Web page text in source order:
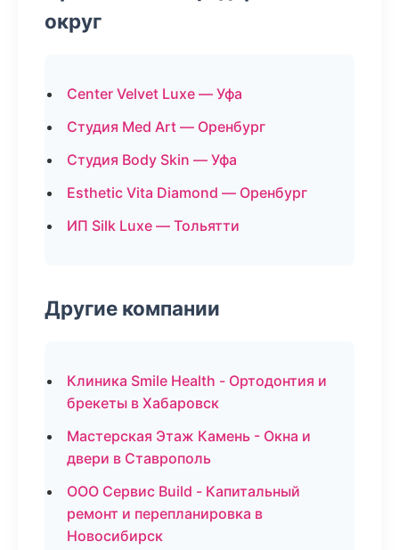
округ
Center Velvet Luxe — Уфа
Студия Med Art — Оренбург
Студия Body Skin — Уфа
Esthetic Vita Diamond — Оренбург
ИП Silk Luxe — Тольятти
Другие компании
Клиника Smile Health - Ортодонтия и
брекеты в Хабаровск
Мастерская Этаж Камень - Окна и
двери в Ставрополь
ООО Сервис Build - Капитальный
ремонт и перепланировка в
Новосибирск